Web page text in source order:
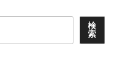
検
索